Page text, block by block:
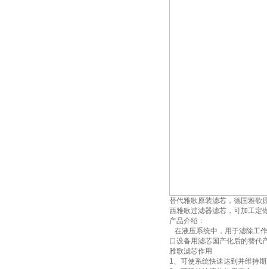
替代雅歌原装滤芯，德国雅歌
西雅歌过滤器滤芯，可加工定
产品介绍：
在液压系统中，用于滤除工
口设备用滤芯国产化后的替代
雅歌滤芯作用
1、可使系统快速达到并维持